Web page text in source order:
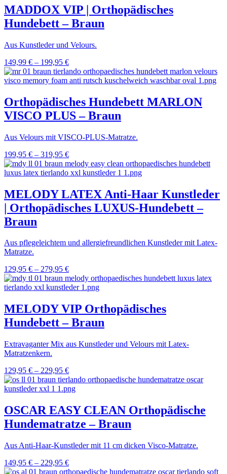
MADDOX VIP | Orthopädisches
Hundebett – Braun
Aus Kunstleder und Velours.
149,99 € – 199,95 €
Orthopädisches Hundebett MARLON
VISCO PLUS – Braun
Aus Velours mit VISCO-PLUS-Matratze.
199,95 € – 319,95 €
MELODY LATEX Anti-Haar Kunstleder
| Orthopädisches LUXUS-Hundebett –
Braun
Aus pflegeleichtem und allergiefreundlichen Kunstleder mit Latex-
Matratze.
129,95 € – 279,95 €
MELODY VIP Orthopädisches
Hundebett – Braun
Extravaganter Mix aus Kunstleder und Velours mit Latex-
Matratzenkern.
129,95 € – 229,95 €
OSCAR EASY CLEAN Orthopädische
Hundematratze – Braun
Aus Anti-Haar-Kunstleder mit 11 cm dicken Visco-Matratze.
149,95 € – 229,95 €